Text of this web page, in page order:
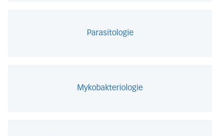
Parasitologie
Mykobakteriologie